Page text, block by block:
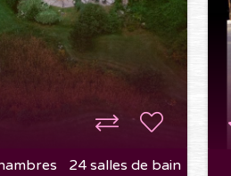
24 salles de bain